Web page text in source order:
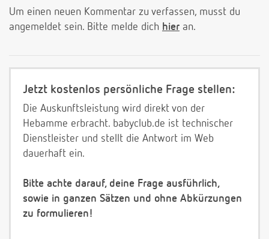
Um einen neuen Kommentar zu verfassen, musst du
angemeldet sein. Bitte melde dich hier an.
Jetzt kostenlos persönliche Frage stellen:
Die Auskunftsleistung wird direkt von der
Hebamme erbracht. babyclub.de ist technischer
Dienstleister und stellt die Antwort im Web
dauerhaft ein.
Bitte achte darauf, deine Frage ausführlich,
sowie in ganzen Sätzen und ohne Abkürzungen
zu formulieren!